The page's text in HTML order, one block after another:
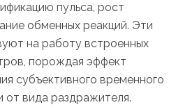
пульса, рост
обменных реакций. Эти
на работу встроенных
порождая эффект
субъективного временного
от вида раздражителя.